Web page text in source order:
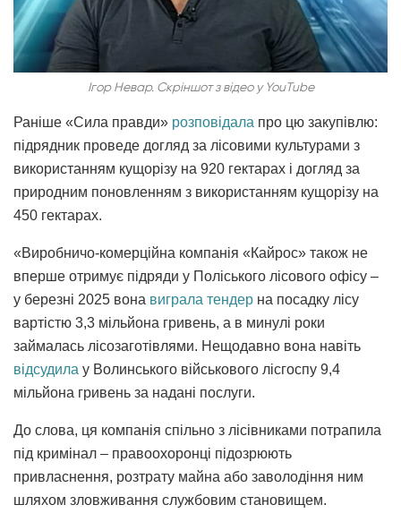
Ігор Невар. Скріншот з відео у YouTube
Раніше «Сила правди» розповідала про цю закупівлю:
підрядник проведе догляд за лісовими культурами з
використанням кущорізу на 920 гектарах і догляд за
природним поновленням з використанням кущорізу на
450 гектарах.
«Виробничо-комерційна компанія «Кайрос» також не
вперше отримує підряди у Поліського лісового офісу –
у березні 2025 вона виграла тендер на посадку лісу
вартістю 3,3 мільйона гривень, а в минулі роки
займалась лісозаготівлями. Нещодавно вона навіть
відсудила у Волинського військового лісгоспу 9,4
мільйона гривень за надані послуги.
До слова, ця компанія спільно з лісівниками потрапила
під кримінал – правоохоронці підозрюють
привласнення, розтрату майна або заволодіння ним
шляхом зловживання службовим становищем.